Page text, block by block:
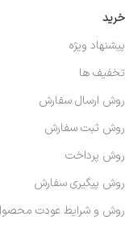
خرید
پیشنهاد ویژه
تخفیف ها
روش ارسال سفارش
روش ثبت سفارش
روش پرداخت
روش پیگیری سفارش
روش و شرایط عودت